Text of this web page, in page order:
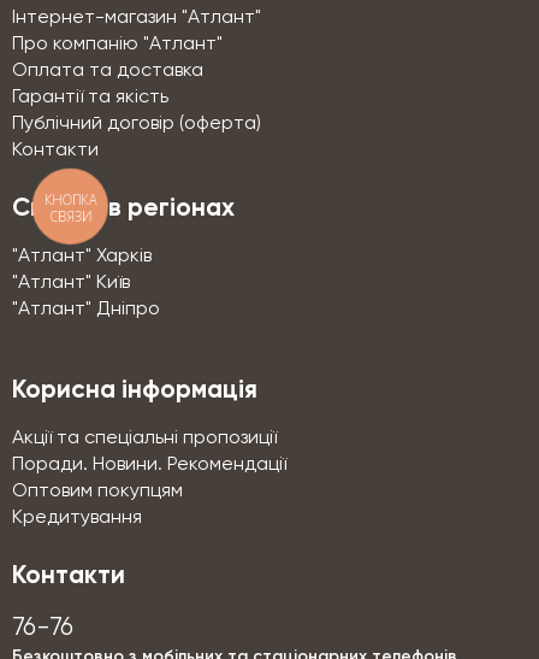
Інтернет-магазин "Атлант"
Про компанію "Атлант"
Оплата та доставка
Гарантії та якість
Публічний договір (оферта)
Контакти
Склади в регіонах
"Атлант" Харків
"Атлант" Київ
"Атлант" Дніпро
Корисна інформація
Акції та спеціальні пропозиції
Поради. Новини. Рекомендації
Оптовим покупцям
Кредитування
Контакти
76-76
КНОПКА
СВЯЗИ